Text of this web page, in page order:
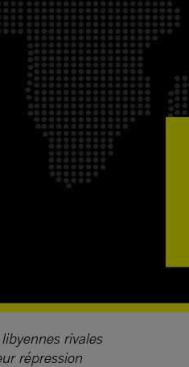
rivales
répression